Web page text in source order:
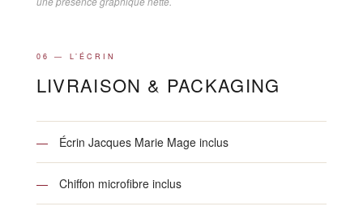
06 — L’ÉCRIN
LIVRAISON & PACKAGING
— Écrin Jacques Marie Mage inclus
— Chiffon microfibre inclus